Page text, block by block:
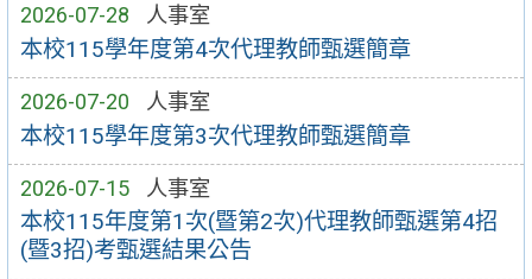
2026-07-28 人事室
本校115學年度第4次代理教師甄選簡章
2026-07-20 人事室
本校115學年度第3次代理教師甄選簡章
2026-07-15 人事室
本校115年度第1次(暨第2次)代理教師甄選第4招
(暨3招)考甄選結果公告